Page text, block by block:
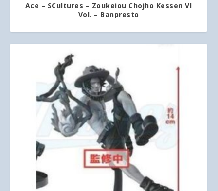
Ace – SCultures – Zoukeiou Chojho Kessen VI
Vol. – Banpresto